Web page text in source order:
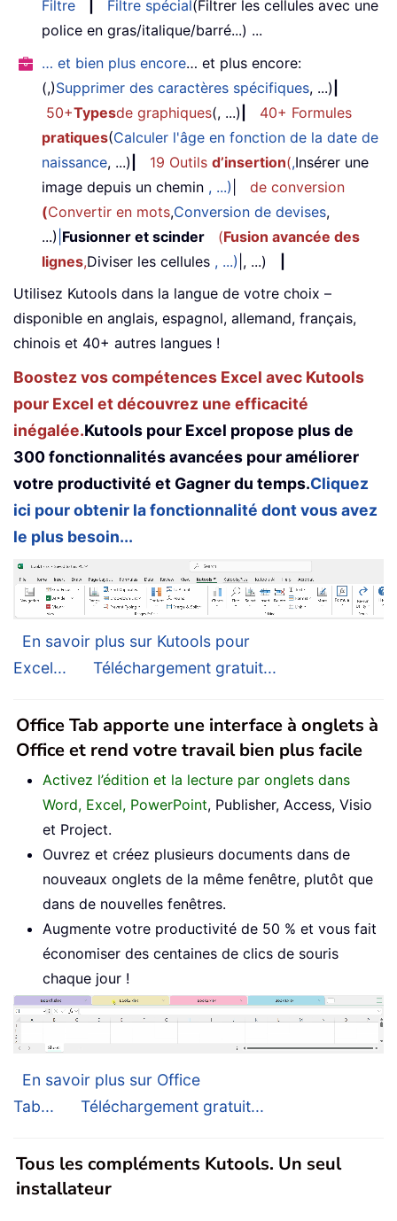
Filtre
Filtre spécial(Filtrer les cellules avec une
police en gras/italique/barré...) ...
… et bien plus encore… et plus encore:
(,)Supprimer des caractères spécifiques, ...)
50+Typesde graphiques(, ...)
40+ Formules
pratiques(Calculer l'âge en fonction de la date de
naissance, ...) 19 Outils d’insertion(,Insérer une
image depuis un chemin , ...)
de conversion
(Convertir en mots,Conversion de devises,
...) Fusionner et scinder (Fusion avancée des
lignes,Diviser les cellules , ...) |, ...)
Utilisez Kutools dans la langue de votre choix –
disponible en anglais, espagnol, allemand, français,
chinois et 40+ autres langues !
Boostez vos compétences Excel avec Kutools
pour Excel et découvrez une efficacité
inégalée.Kutools pour Excel propose plus de
300 fonctionnalités avancées pour améliorer
votre productivité et Gagner du temps.Cliquez
ici pour obtenir la fonctionnalité dont vous avez
le plus besoin...
En savoir plus sur Kutools pour
Excel...
Téléchargement gratuit...
Office Tab apporte une interface à onglets à
Office et rend votre travail bien plus facile
Activez l’édition et la lecture par onglets dans
Word, Excel, PowerPoint, Publisher, Access, Visio
et Project.
Ouvrez et créez plusieurs documents dans de
nouveaux onglets de la même fenêtre, plutôt que
dans de nouvelles fenêtres.
Augmente votre productivité de 50 % et vous fait
économiser des centaines de clics de souris
chaque jour !
En savoir plus sur Office
Tab...
Téléchargement gratuit...
Tous les compléments Kutools. Un seul
installateur